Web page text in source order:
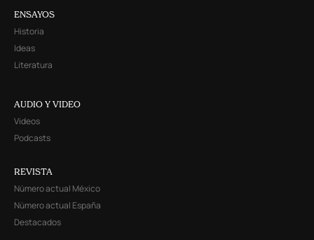
ENSAYOS
Historia
Ideas
Literatura
AUDIO Y VIDEO
Videos
Podcasts
REVISTA
Número actual México
Número actual España
Destacados